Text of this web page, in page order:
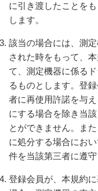
に引き渡したことを
します。
該当の場合には、測
された時をもって、
て、測定機器に係る
るものとします。登
者に再使用許諾を与
にする場合を除き当
とができません。ま
に処分する場合にお
件を当該第三者に遵
登録会員が、本規約